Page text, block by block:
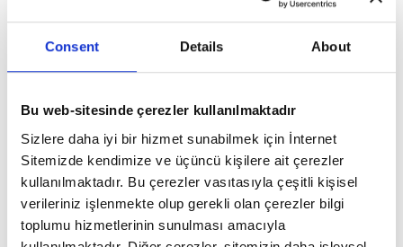
Consent Details About
Bu web-sitesinde çerezler kullanılmaktadır
Sizlere daha iyi bir hizmet sunabilmek için İnternet
Sitemizde kendimize ve üçüncü kişilere ait çerezler
kullanılmaktadır. Bu çerezler vasıtasıyla çeşitli kişisel
verileriniz işlenmekte olup gerekli olan çerezler bilgi
toplumu hizmetlerinin sunulması amacıyla